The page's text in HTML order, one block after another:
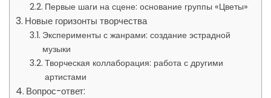
Первые шаги на сцене: основание группы «Цветы»
Новые горизонты творчества
Эксперименты с жанрами: создание эстрадной
музыки
Творческая коллаборация: работа с другими
артистами
Вопрос-ответ: